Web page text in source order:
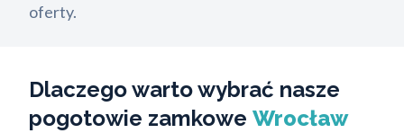
oferty.
Dlaczego warto wybrać nasze
pogotowie zamkowe Wrocław